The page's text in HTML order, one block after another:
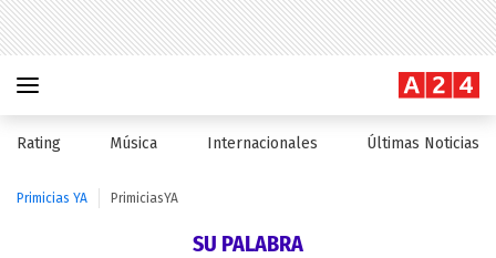
Rating Música Internacionales Últimas Noticias
Primicias YA PrimiciasYA
SU PALABRA